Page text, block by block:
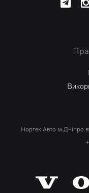
Нортек Авто м.Дніпро